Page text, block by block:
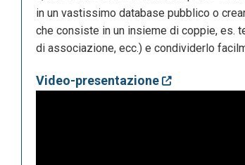
in un vastissimo database pubblico o
che consiste in un insieme di coppie, es.
di associazione, ecc.) e condividerlo
Video-presentazione